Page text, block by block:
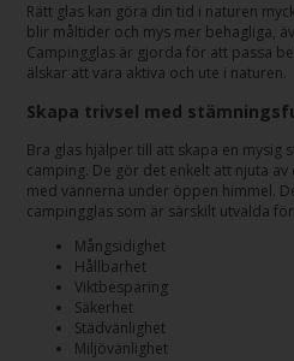
Rätt glas kan göra din tid i naturen
blir måltider och mys mer behagliga,
Campingglas är gjorda för att passa
älskar att vara aktiva och ute i naturen.
Skapa trivsel med
Bra glas hjälper till att skapa en mysig
camping. De gör det enkelt att njuta
med vännerna under öppen himmel.
campingglas som är särskilt utvalda
Mångsidighet
Hållbarhet
Viktbesparing
Säkerhet
Städvänlighet
Miljövänlighet